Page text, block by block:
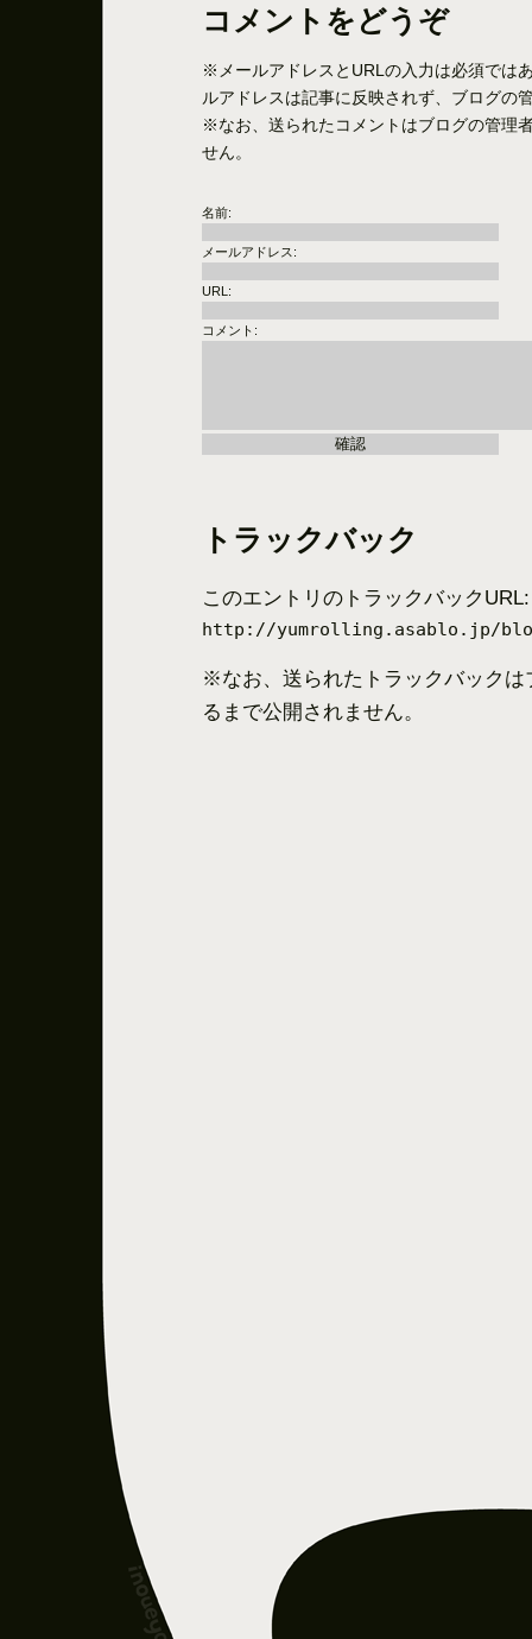
コメントをどうぞ
※メールアドレスとURLの入力は必須では
ルアドレスは記事に反映されず、ブログの
※なお、送られたコメントはブログの管理
せん。
名前:
メールアドレス:
URL:
コメント:
トラックバック
このエントリのトラックバックURL:
http://yumrolling.asablo.jp/
※なお、送られたトラックバックは
るまで公開されません。